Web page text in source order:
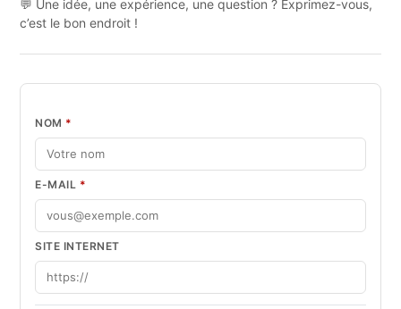
💬 Une idée, une expérience, une question ? Exprimez-vous,
c’est le bon endroit !
NOM *
E-MAIL *
SITE INTERNET